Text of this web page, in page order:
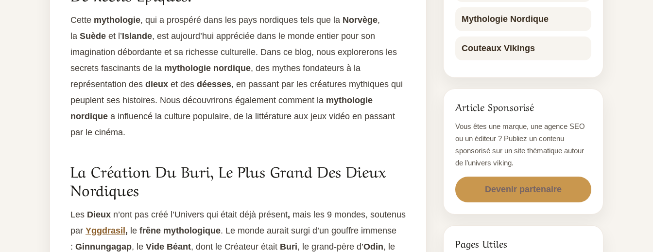
Cette mythologie, qui a prospéré dans les pays nordiques tels que la Norvège,
la Suède et l’Islande, est aujourd’hui appréciée dans le monde entier pour son
imagination débordante et sa richesse culturelle. Dans ce blog, nous explorerons les
secrets fascinants de la mythologie nordique, des mythes fondateurs à la
représentation des dieux et des déesses, en passant par les créatures mythiques qui
peuplent ses histoires. Nous découvrirons également comment la mythologie
nordique a influencé la culture populaire, de la littérature aux jeux vidéo en passant
par le cinéma.
La Création Du Buri, Le Plus Grand Des Dieux
Nordiques
Les Dieux n’ont pas créé l’Univers qui était déjà présent, mais les 9 mondes, soutenus
par Yggdrasil, le frêne mythologique. Le monde aurait surgi d’un gouffre immense
: Ginnungagap, le Vide Béant, dont le Créateur était Buri, le grand-père d’Odin, le
Mythologie Nordique
Couteaux Vikings
Article Sponsorisé
Vous êtes une marque, une agence SEO
ou un éditeur ? Publiez un contenu
sponsorisé sur un site thématique autour
de l’univers viking.
Devenir partenaire
Pages Utiles